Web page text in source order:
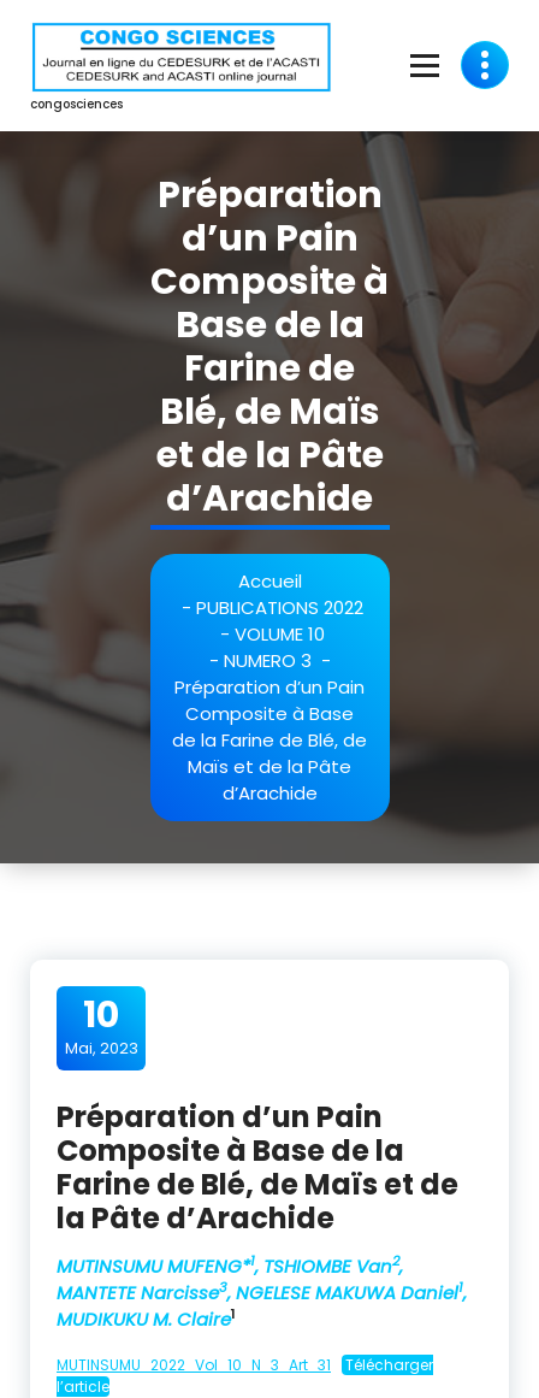
contenu
congosciences
Préparation
d’un Pain
Composite à
Base de la
Farine de
Blé, de Maïs
et de la Pâte
d’Arachide
Accueil
- PUBLICATIONS 2022
- VOLUME 10
- NUMERO 3 -
Préparation d’un Pain
Composite à Base
de la Farine de Blé, de
Maïs et de la Pâte
d’Arachide
10
Mai, 2023
Préparation d’un Pain
Composite à Base de la
Farine de Blé, de Maïs et de
la Pâte d’Arachide
MUTINSUMU MUFENG*1, TSHIOMBE Van2,
MANTETE Narcisse3, NGELESE MAKUWA Daniel1,
MUDIKUKU M. Claire1
MUTINSUMU_2022_Vol_10_N_3_Art_31 Télécharger
l’article